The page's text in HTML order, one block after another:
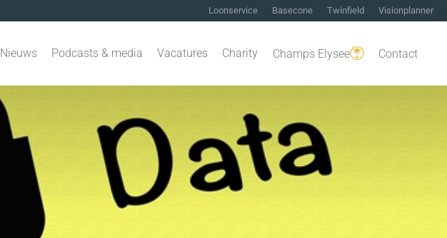
Loonservice Basecone Twinfield Visionplanner
Nieuws Podcasts & media Vacatures Charity Champs Elysee Contact